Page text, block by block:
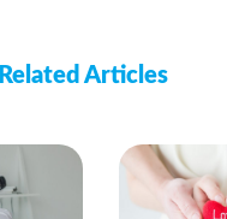
Related Articles